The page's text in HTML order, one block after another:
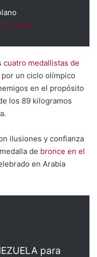
2023
cuatro medallistas de
por un ciclo olímpico
en el propósito
los 89 kilogramos
ilusiones y confianza
de bronce en el
en Arabia
para